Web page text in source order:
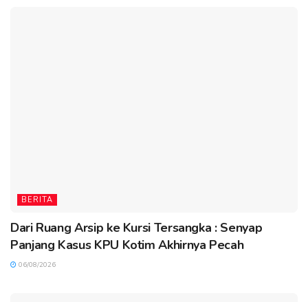
BERITA
Dari Ruang Arsip ke Kursi Tersangka : Senyap
Panjang Kasus KPU Kotim Akhirnya Pecah
06/08/2026